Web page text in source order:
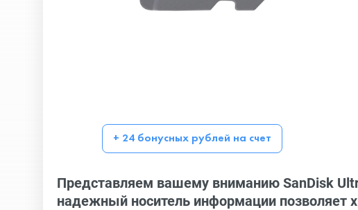
+ 24 бонусных рублей на счет
Представляем вашему вниманию SanDisk
надежный носитель информации позволяет